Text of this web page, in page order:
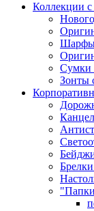
Коллекции
Шарфы
Сумки
Зонты
"Папки